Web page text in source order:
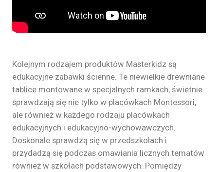
Kolejnym rodzajem produktów Masterkidz są
edukacyjne zabawki ścienne. Te niewielkie drewniane
tablice montowane w specjalnych ramkach, świetnie
sprawdzają się nie tylko w placówkach Montessori,
ale również w każdego rodzaju placówkach
edukacyjnych i edukacyjno-wychowawczych.
Doskonale sprawdzą się w przedszkolach i
przydadzą się podczas omawiania licznych tematów
również w szkołach podstawowych. Pomiędzy